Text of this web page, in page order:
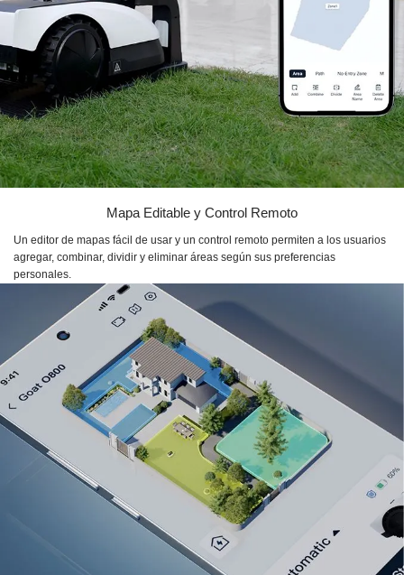
Mapa Editable y Control Remoto
Un editor de mapas fácil de usar y un control remoto permiten a los usuarios
agregar, combinar, dividir y eliminar áreas según sus preferencias
personales.